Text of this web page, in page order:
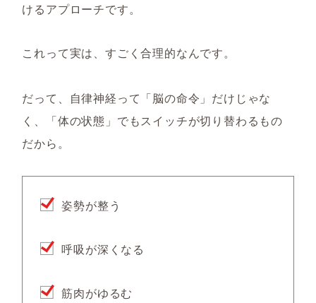
けるアプローチです。
これって実は、すごく合理的なんです。
だって、自律神経って「脳の命令」だけじゃな
く、「体の状態」でもスイッチが切り替わるもの
だから。
姿勢が整う
呼吸が深くなる
筋肉がゆるむ